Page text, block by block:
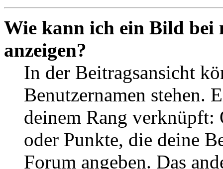
Wie kann ich ein Bild bei
anzeigen?
In der Beitragsansicht
Benutzernamen stehen.
deinem Rang verknüpft:
oder Punkte, die deine
Forum angeben. Das